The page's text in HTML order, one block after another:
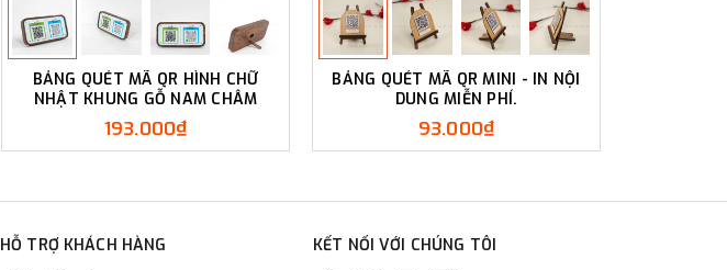
BẢNG QUÉT MÃ QR HÌNH CHỮ
NHẬT KHUNG GỖ NAM CHÂM
193.000₫
BẢNG QUÉT MÃ QR MINI - IN NỘI
DUNG MIỄN PHÍ.
93.000₫
HỖ TRỢ KHÁCH HÀNG
KẾT NỐI VỚI CHÚNG TÔI